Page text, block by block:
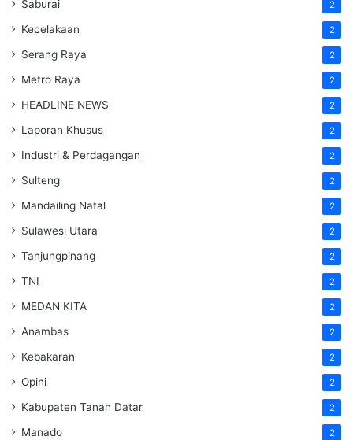
Saburai 2
Kecelakaan 2
Serang Raya 2
Metro Raya 2
HEADLINE NEWS 2
Laporan Khusus 2
Industri & Perdagangan 2
Sulteng 2
Mandailing Natal 2
Sulawesi Utara 2
Tanjungpinang 2
TNI 2
MEDAN KITA 2
Anambas 2
Kebakaran 2
Opini 2
Kabupaten Tanah Datar 2
Manado 2